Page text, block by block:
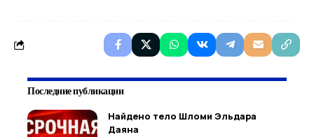
Последние публикации
Найдено тело Шломи Эльдара
Даяна